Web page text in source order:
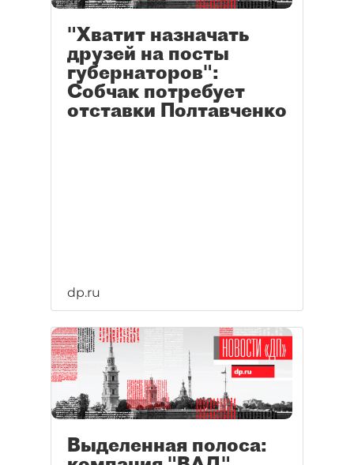
"Хватит назначать
друзей на посты
губернаторов":
Собчак потребует
отставки Полтавченко
dp.ru
Выделенная полоса: